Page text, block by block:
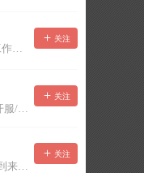
晚上在睡觉，白天在工作，不一定能及时回复，有事可以留言！
关注
群:1050040662 定制/开服/地图制作/价格公道
关注
CSOL大灾变欢迎你的到来。QQ群：967780922
关注